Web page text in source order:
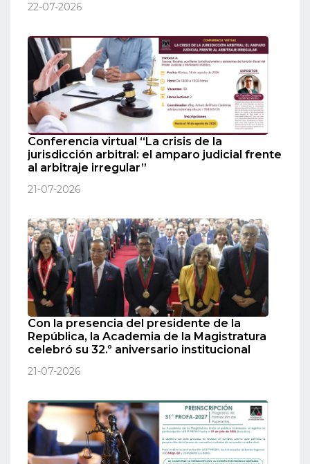
22-07-2026
Conferencia virtual “La crisis de la
jurisdicción arbitral: el amparo judicial frente
al arbitraje irregular”
21-07-2026
Con la presencia del presidente de la
República, la Academia de la Magistratura
celebró su 32.º aniversario institucional
21-07-2026